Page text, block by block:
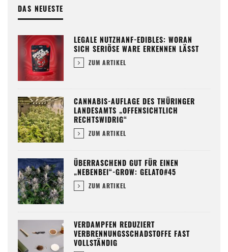
DAS NEUESTE
LEGALE NUTZHANF-EDIBLES: WORAN
SICH SERIÖSE WARE ERKENNEN LÄSST
ZUM ARTIKEL
CANNABIS-AUFLAGE DES THÜRINGER
LANDESAMTS „OFFENSICHTLICH
RECHTSWIDRIG“
ZUM ARTIKEL
ÜBERRASCHEND GUT FÜR EINEN
„NEBENBEI“-GROW: GELATO#45
ZUM ARTIKEL
VERDAMPFEN REDUZIERT
VERBRENNUNGSSCHADSTOFFE FAST
VOLLSTÄNDIG